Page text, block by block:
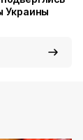
Украины